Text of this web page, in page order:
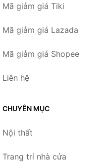
Mã giảm giá Tiki
Mã giảm giá Lazada
Mã giảm giá Shopee
Liên hệ
CHUYÊN MỤC
Nội thất
Trang trí nhà cửa